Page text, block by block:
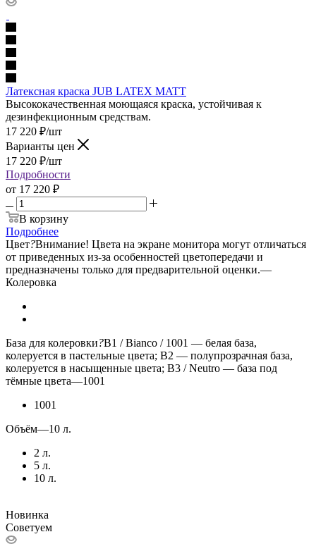
Латексная краска JUB LATEX MATT
Высококачественная моющаяся краска, устойчивая к
дезинфекционным средствам.
17 220 ₽/шт
Варианты цен
17 220 ₽/шт
Подробности
от 17 220 ₽
В корзину
Подробнее
Цвет?Внимание! Цвета на экране монитора могут отличаться
от приведенных из-за особенностей цветопередачи и
предназначены только для предварительной оценки.—
Колеровка
База для колеровки?B1 / Bianco / 1001 — белая база,
колеруется в пастельные цвета; B2 — полупрозрачная база,
колеруется в насыщенные цвета; B3 / Neutro — база под
тёмные цвета—1001
1001
Объём—10 л.
2 л.
5 л.
10 л.
Новинка
Советуем